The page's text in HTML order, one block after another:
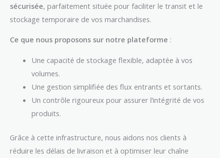
sécurisée, parfaitement située pour faciliter le transit et le
stockage temporaire de vos marchandises.
Ce que nous proposons sur notre plateforme :
Une capacité de stockage flexible, adaptée à vos
volumes.
Une gestion simplifiée des flux entrants et sortants.
Un contrôle rigoureux pour assurer l’intégrité de vos
produits.
Grâce à cette infrastructure, nous aidons nos clients à
réduire les délais de livraison et à optimiser leur chaîne